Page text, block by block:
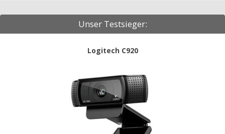
Unser Testsieger:
Logitech C920